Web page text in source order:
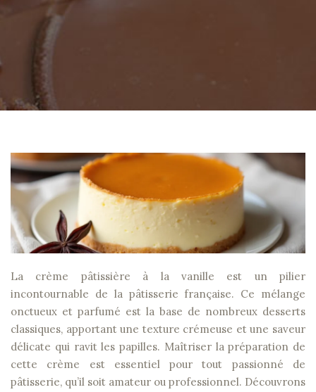
La crème pâtissière à la vanille est un pilier
incontournable de la pâtisserie française. Ce mélange
onctueux et parfumé est la base de nombreux desserts
classiques, apportant une texture crémeuse et une saveur
délicate qui ravit les papilles. Maîtriser la préparation de
cette crème est essentiel pour tout passionné de
pâtisserie, qu’il soit amateur ou professionnel. Découvrons